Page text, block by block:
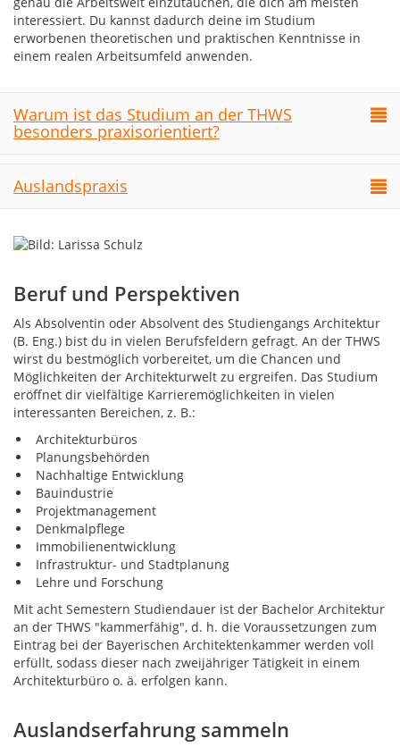
interessiert. Du kannst dadurch deine im Studium
erworbenen theoretischen und praktischen Kenntnisse in
einem realen Arbeitsumfeld anwenden.
Warum ist das Studium an der THWS
besonders praxisorientiert?
Auslandspraxis
Beruf und Perspektiven
Als Absolventin oder Absolvent des Studiengangs Architektur
(B. Eng.) bist du in vielen Berufsfeldern gefragt. An der THWS
wirst du bestmöglich vorbereitet, um die Chancen und
Möglichkeiten der Architekturwelt zu ergreifen. Das Studium
eröffnet dir vielfältige Karrieremöglichkeiten in vielen
interessanten Bereichen, z. B.:
Architekturbüros
Planungsbehörden
Nachhaltige Entwicklung
Bauindustrie
Projektmanagement
Denkmalpflege
Immobilienentwicklung
Infrastruktur- und Stadtplanung
Lehre und Forschung
Mit acht Semestern Studiendauer ist der Bachelor Architektur
an der THWS "kammerfähig", d. h. die Voraussetzungen zum
Eintrag bei der Bayerischen Architektenkammer werden voll
erfüllt, sodass dieser nach zweijähriger Tätigkeit in einem
Architekturbüro o. ä. erfolgen kann.
Auslandserfahrung sammeln